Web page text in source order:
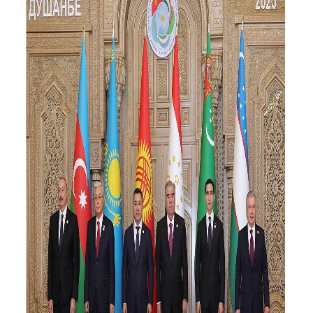
ýurtlarynyň hatarynda mynasyp orun eýeledi. Doganlyk
halklar bolmak bilen, biz Prezident Emomali Rahmonyň
döwlet ähmiýetli işine buýsanýarys.